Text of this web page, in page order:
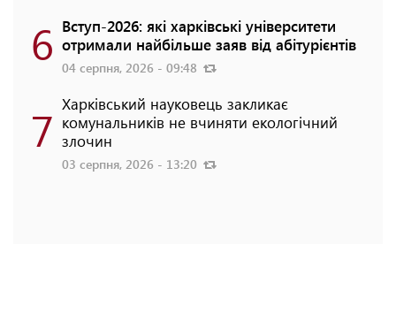
6 Вступ-2026: які харківські університети
отримали найбільше заяв від абітурієнтів
04 серпня, 2026 - 09:48
7 Харківський науковець закликає
комунальників не вчиняти екологічний
злочин
03 серпня, 2026 - 13:20